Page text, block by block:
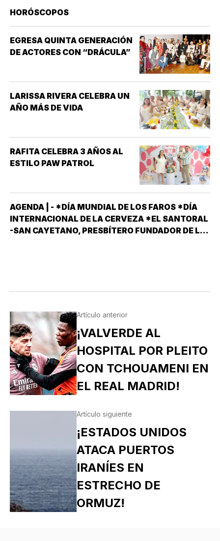
HORÓSCOPOS
EGRESA QUINTA GENERACIÓN
DE ACTORES CON “DRÁCULA”
LARISSA RIVERA CELEBRA UN
AÑO MÁS DE VIDA
RAFITA CELEBRA 3 AÑOS AL
ESTILO PAW PATROL
AGENDA | - *DÍA MUNDIAL DE LOS FAROS *DÍA
INTERNACIONAL DE LA CERVEZA *EL SANTORAL
-SAN CAYETANO, PRESBÍTERO FUNDADOR DE LA
Artículo anterior
¡VALVERDE AL
HOSPITAL POR PLEITO
CON TCHOUAMENI EN
EL REAL MADRID!
Artículo siguiente
¡ESTADOS UNIDOS
ATACA PUERTOS
IRANÍES EN
ESTRECHO DE
ORMUZ!